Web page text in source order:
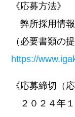
《応募方法》
弊所採用情
（必要書類の
https://
《応募締切（
２０２４年